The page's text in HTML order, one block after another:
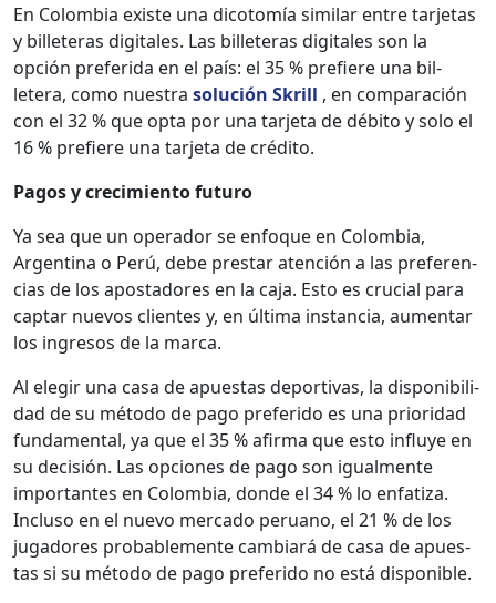
En Colom­bia existe una dico­tomía sim­i­lar entre tar­je­tas
y bil­leteras dig­i­tales. Las bil­leteras dig­i­tales son la
opción preferi­da en el país: el 35 % pre­fiere una bil­
letera, como nues­tra solu­ción Skrill , en com­para­ción
con el 32 % que opta por una tar­je­ta de débito y solo el
16 % pre­fiere una tar­je­ta de crédi­to.
Pagos y crec­imien­to futuro
Ya sea que un oper­ador se enfoque en Colom­bia,
Argenti­na o Perú, debe prestar aten­ción a las pref­er­en­
cias de los apos­ta­dores en la caja. Esto es cru­cial para
cap­tar nuevos clientes y, en últi­ma instan­cia, aumen­tar
los ingre­sos de la mar­ca.
Al ele­gir una casa de apues­tas deporti­vas, la disponi­bil­i­
dad de su méto­do de pago preferi­do es una pri­or­i­dad
fun­da­men­tal, ya que el 35 % afir­ma que esto influye en
su decisión. Las opciones de pago son igual­mente
impor­tantes en Colom­bia, donde el 34 % lo enfa­ti­za.
Inclu­so en el nue­vo mer­ca­do peru­ano, el 21 % de los
jugadores prob­a­ble­mente cam­biará de casa de apues­
tas si su méto­do de pago preferi­do no está disponible.